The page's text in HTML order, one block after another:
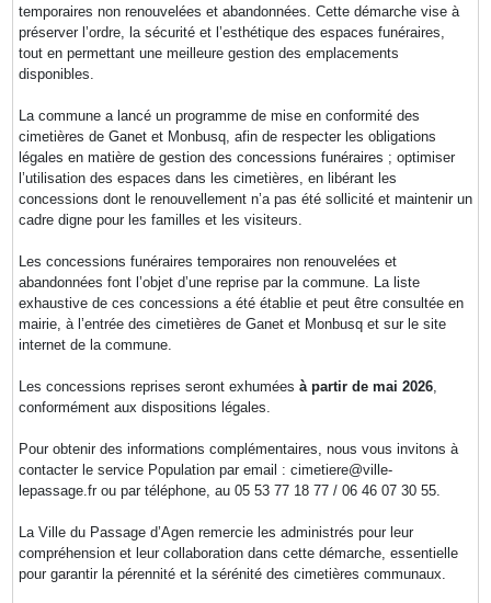
temporaires non renouvelées et abandonnées. Cette démarche vise à
préserver l’ordre, la sécurité et l’esthétique des espaces funéraires,
tout en permettant une meilleure gestion des emplacements
disponibles.
La commune a lancé un programme de mise en conformité des
cimetières de Ganet et Monbusq, afin de respecter les obligations
légales en matière de gestion des concessions funéraires ; optimiser
l’utilisation des espaces dans les cimetières, en libérant les
concessions dont le renouvellement n’a pas été sollicité et maintenir un
cadre digne pour les familles et les visiteurs.
Les concessions funéraires temporaires non renouvelées et
abandonnées font l’objet d’une reprise par la commune. La liste
exhaustive de ces concessions a été établie et peut être consultée en
mairie, à l’entrée des cimetières de Ganet et Monbusq et sur le site
internet de la commune.
Les concessions reprises seront exhumées à partir de mai 2026
conformément aux dispositions légales.
Pour obtenir des informations complémentaires, nous vous invitons à
contacter le service Population par email : cimetiere@ville-
lepassage.fr ou par téléphone, au 05 53 77 18 77 / 06 46 07 30 55.
La Ville du Passage d’Agen remercie les administrés pour leur
compréhension et leur collaboration dans cette démarche, essentielle
pour garantir la pérennité et la sérénité des cimetières communaux.